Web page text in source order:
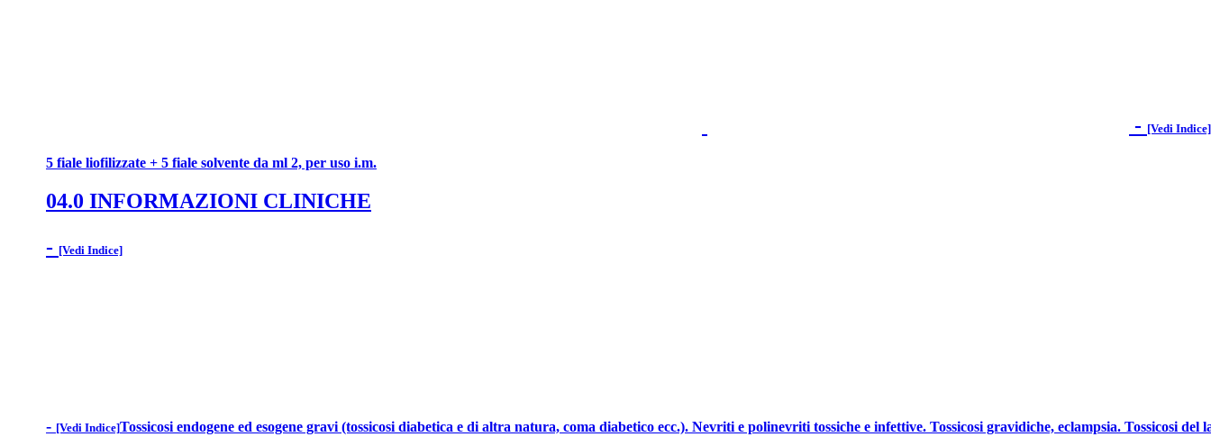
- [Vedi Indice]
5 fiale liofilizzate + 5 fiale solvente da ml 2, per uso i.m.
04.0 INFORMAZIONI CLINICHE
- [Vedi Indice]
- [Vedi Indice]Tossicosi endogene ed esogene gravi (tossicosi diabetica e di altra natura, coma diabetico ecc.). Nevriti e polinevriti tossiche e infettive. Tossicosi gravidiche, eclampsia. Tossicosi del